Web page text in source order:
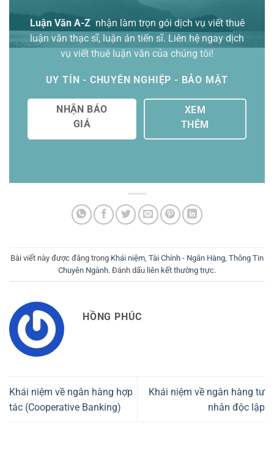
Luận Văn A-Z nhận làm trọn gói dịch vụ viết thuê
luận văn thạc sĩ, luận án tiến sĩ. Liên hệ ngay dịch
vụ viết thuê luận văn của chúng tôi!
UY TÍN - CHUYÊN NGHIỆP - BẢO MẬT
NHẬN BÁO
GIÁ
XEM
THÊM
Bài viết này được đăng trong Khái niệm Tài Chính - Ngân Hàng Thông Tin
Chuyên Ngành. Đánh dấu liên kết thường trực.
HỒNG PHÚC
Khái niệm về ngân hàng hợp
tác (Cooperative Banking)
Khái niệm về ngân hàng tư
nhân độc lập